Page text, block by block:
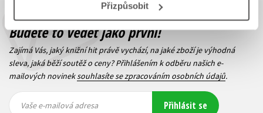
Přizpůsobit
Budete to vědět jako první!
Zajímá Vás, jaký knižní hit právě vychází, na jaké zboží je výhodná
sleva, jaká běží soutěž o ceny? Přihlášením k odběru našich e-
mailových novineksouhlasíte se zpracováním osobních údajů.
mailová
mailová
Vaše e-mailová adresa Přihlásit se